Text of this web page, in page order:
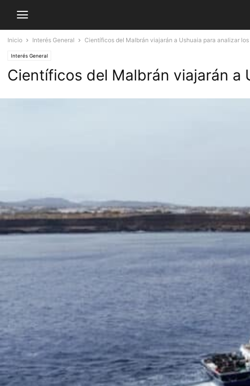
Inicio Interés General Científicos del Malbrán viajarán a Ushuaia para analizar
Interés General
Científicos del Malbrán viajarán a